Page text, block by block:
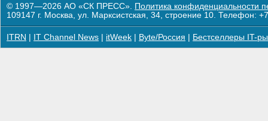
© 1997—2026 АО «СК ПРЕСС». Политика конфиденциальности
109147 г. Москва, ул. Марксистская, 34, строение 10. Телефон:
ITRN IT Channel News itWeek Byte/Россия Бестселлеры IT-